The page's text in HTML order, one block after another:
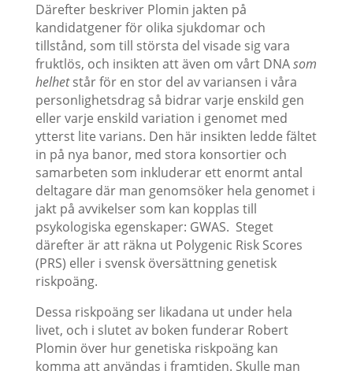
Därefter beskriver Plomin jakten på
kandidatgener för olika sjukdomar och
tillstånd, som till största del visade sig vara
fruktlös, och insikten att även om vårt DNAsom
helhetstår för en stor del av variansen i våra
personlighetsdrag så bidrar varje enskild gen
eller varje enskild variation i genomet med
ytterst lite varians. Den här insikten ledde fältet
in på nya banor, med stora konsortier och
samarbeten som inkluderar ett enormt antal
deltagare där man genomsöker hela genomet i
jakt på avvikelser som kan kopplas till
psykologiska egenskaper: GWAS. Steget
därefter är att räkna ut Polygenic Risk Scores
(PRS) eller i svensk översättning genetisk
riskpoäng.
Dessa riskpoäng ser likadana ut under hela
livet, och i slutet av boken funderar Robert
Plomin över hur genetiska riskpoäng kan
komma att användas i framtiden. Skulle man